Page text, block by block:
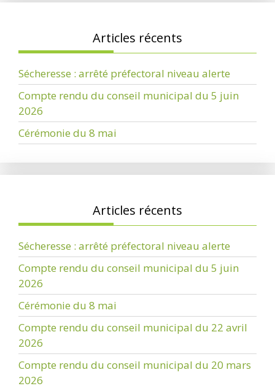
Articles récents
Sécheresse : arrêté préfectoral niveau alerte
Compte rendu du conseil municipal du 5 juin
2026
Cérémonie du 8 mai
Articles récents
Sécheresse : arrêté préfectoral niveau alerte
Compte rendu du conseil municipal du 5 juin
2026
Cérémonie du 8 mai
Compte rendu du conseil municipal du 22 avril
2026
Compte rendu du conseil municipal du 20 mars
2026